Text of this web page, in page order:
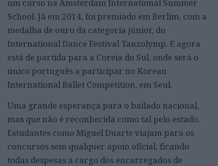
um curso na Amsterdam International Summer
School. Já em 2014, foi premiado em Berlim, com a
medalha de ouro da categoria júnior, do
International Dance Festival Tanzolymp. E agora
está de partida para a Coreia do Sul, onde será o
único português a participar no Korean
International Ballet Competition, em Seul.
Uma grande esperança para o bailado nacional,
mas que não é reconhecida como tal pelo estado.
Estudantes como Miguel Duarte viajam para os
concursos sem qualquer apoio oficial, ficando
todas despesas a cargo dos encarregados de